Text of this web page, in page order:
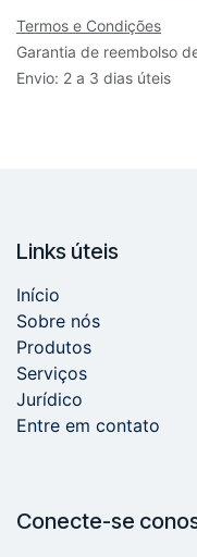
Termos e Condições
Garantia de reembolso
Envio: 2 a 3 dias úteis
Links úteis
Início
Sobre nós
Produtos
Serviços
Jurídico
Entre em contato
Conecte-se